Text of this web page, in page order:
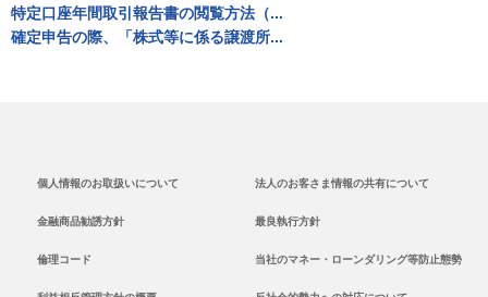
特定口座年間取引報告書の閲覧方法（...
確定申告の際、「株式等に係る譲渡所...
個人情報のお取扱いについて 法人のお客さま情報の共有について
金融商品勧誘方針 最良執行方針
倫理コード 当社のマネー・ローンダリング等防止態勢